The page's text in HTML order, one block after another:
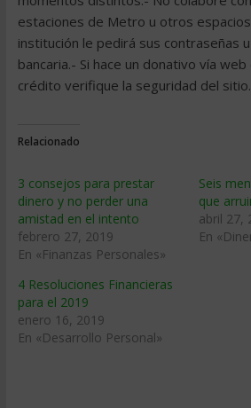
estaciones de Metro u otros
institución le pedirá sus contraseñas
bancaria.- Si hace un donativo vía
crédito verifique la seguridad del sitio.
Relacionado
3 consejos para prestar
dinero y no perder una
amistad en el intento
febrero 27, 2019
En «Finanzas Personales»
Seis
que
abril 27,
En
4 Resoluciones Financieras
para el 2019
enero 16, 2019
En «Desarrollo Personal»